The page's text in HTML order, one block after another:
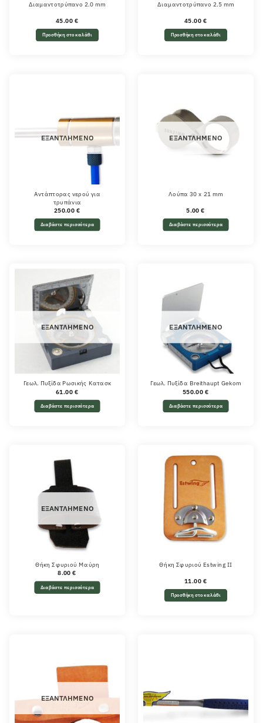
Διαμαντοτρύπανο 2.0 mm
45.00 €
Προσθήκη στο καλάθι
Διαμαντοτρύπανο 2.5 mm
45.00 €
Προσθήκη στο καλάθι
ΕΞΑΝΤΛΗΜΈΝΟ
Αντάπτορας νερού για
τρυπάνια
250.00 €
Διαβάστε περισσότερα
ΕΞΑΝΤΛΗΜΈΝΟ
Λούπα 30 x 21 mm
5.00€
Διαβάστε περισσότερα
ΕΞΑΝΤΛΗΜΈΝΟ
Γεωλ. Πυξίδα Ρωσικής Κατασκ
61.00 €
Διαβάστε περισσότερα
ΕΞΑΝΤΛΗΜΈΝΟ
Γεωλ. Πυξίδα Breithaupt Gekom
550.00 €
Διαβάστε περισσότερα
ΕΞΑΝΤΛΗΜΈΝΟ
Θήκη Σφυριού Μαύρη
8.00€
Διαβάστε περισσότερα
Θήκη Σφυριού Estwing II
11.00 €
Προσθήκη στο καλάθι
ΕΞΑΝΤΛΗΜΈΝΟ